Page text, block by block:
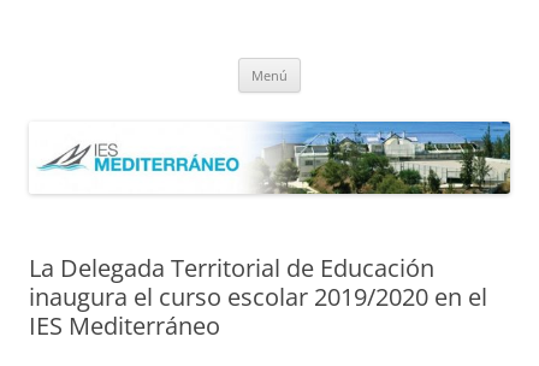
Menú
La Delegada Territorial de Educación
inaugura el curso escolar 2019/2020 en el
IES Mediterráneo